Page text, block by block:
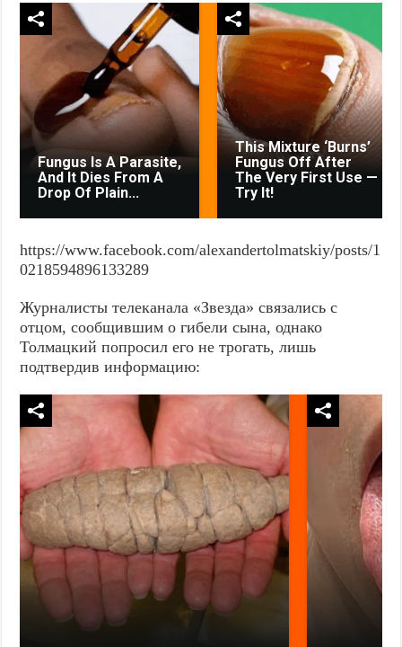
Fungus Is A Parasite,
And It Dies From A
Drop Of Plain...
This Mixture ‘Burns’
Fungus Off After
The Very First Use —
Try It!
https://www.facebook.com/alexandertolmatskiy/posts/1
0218594896133289
Журналисты телеканала «Звезда» связались с
отцом, сообщившим о гибели сына, однако
Толмацкий попросил его не трогать, лишь
подтвердив информацию: